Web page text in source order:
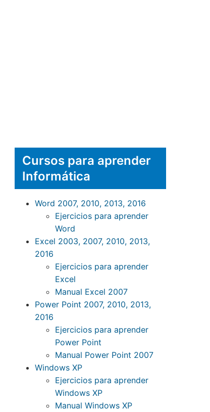
Cursos para aprender
Informática
Word 2007, 2010, 2013, 2016
Ejercicios para aprender
Word
Excel 2003, 2007, 2010, 2013,
2016
Ejercicios para aprender
Excel
Manual Excel 2007
Power Point 2007, 2010, 2013,
2016
Ejercicios para aprender
Power Point
Manual Power Point 2007
Windows XP
Ejercicios para aprender
Windows XP
Manual Windows XP